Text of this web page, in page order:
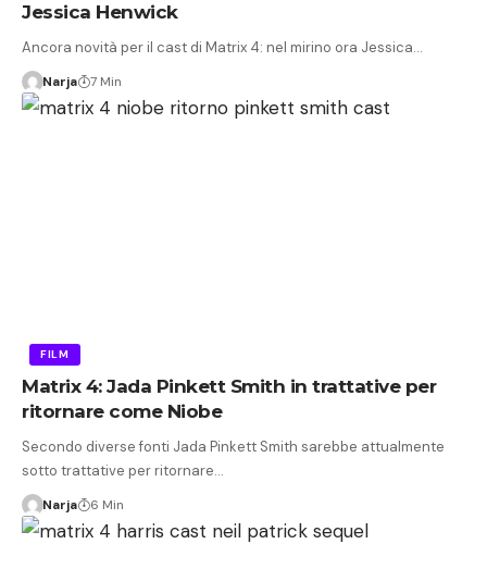
Jessica Henwick
Ancora novità per il cast di Matrix 4: nel mirino ora Jessica…
Narja 7 Min
FILM
Matrix 4: Jada Pinkett Smith in trattative per
ritornare come Niobe
Secondo diverse fonti Jada Pinkett Smith sarebbe attualmente
sotto trattative per ritornare…
Narja 6 Min